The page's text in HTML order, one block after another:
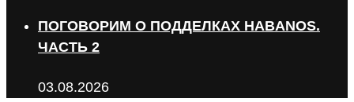
ПОГОВОРИМ О ПОДДЕЛКАХ HABANOS.
ЧАСТЬ 2
03.08.2026